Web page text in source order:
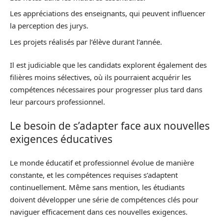
Les appréciations des enseignants, qui peuvent influencer
la perception des jurys.
Les projets réalisés par l’élève durant l’année.
Il est judiciable que les candidats explorent également des
filières moins sélectives, où ils pourraient acquérir les
compétences nécessaires pour progresser plus tard dans
leur parcours professionnel.
Le besoin de s’adapter face aux nouvelles
exigences éducatives
Le monde éducatif et professionnel évolue de manière
constante, et les compétences requises s’adaptent
continuellement. Même sans mention, les étudiants
doivent développer une série de compétences clés pour
naviguer efficacement dans ces nouvelles exigences.